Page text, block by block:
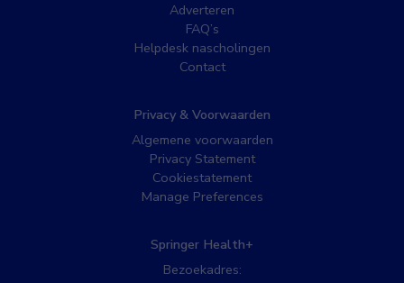
Adverteren
FAQ’s
Helpdesk nascholingen
Contact
Privacy & Voorwaarden
Algemene voorwaarden
Privacy Statement
Cookiestatement
Manage Preferences
Springer Health+
Bezoekadres: